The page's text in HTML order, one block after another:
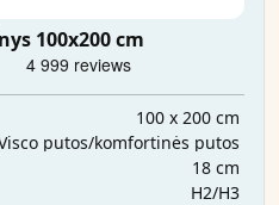
100x200 cm
100 x 200 cm
putos/komfortinės putos
18 cm
H2/H3